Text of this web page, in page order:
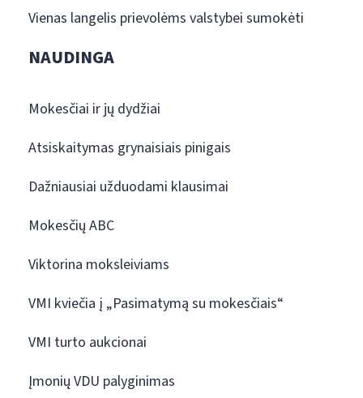
Vienas langelis prievolėms valstybei sumokėti
NAUDINGA
Mokesčiai ir jų dydžiai
Atsiskaitymas grynaisiais pinigais
Dažniausiai užduodami klausimai
Mokesčių ABC
Viktorina moksleiviams
VMI kviečia į „Pasimatymą su mokesčiais“
VMI turto aukcionai
Įmonių VDU palyginimas